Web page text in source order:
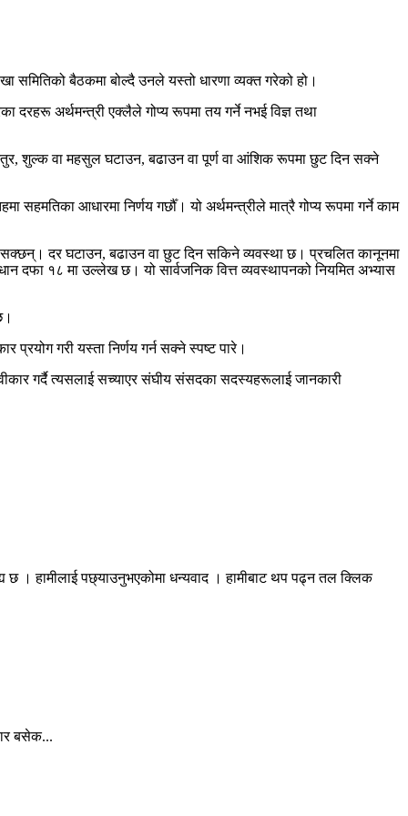
समितिको बैठकमा बोल्दै उनले यस्तो धारणा व्यक्त गरेको हो।
दरहरू अर्थमन्त्री एक्लैले गोप्य रूपमा तय गर्ने नभई विज्ञ तथा
शुल्क वा महसुल घटाउन, बढाउन वा पूर्ण वा आंशिक रूपमा छुट दिन सक्ने
आधारमा निर्णय गर्छौँ। यो अर्थमन्त्रीले मात्रै गोप्य रूपमा गर्ने काम
दर घटाउन, बढाउन वा छुट दिन सकिने व्यवस्था छ। प्रचलित कानूनमा
१८ मा उल्लेख छ। यो सार्वजनिक वित्त व्यवस्थापनको नियमित अभ्यास
प्रयोग गरी यस्ता निर्णय गर्न सक्ने स्पष्ट पारे।
गर्दै त्यसलाई सच्याएर संघीय संसदका सदस्यहरूलाई जानकारी
छ । हामीलाई पछ्याउनुभएकोमा धन्यवाद । हामीबाट थप पढ्न तल क्लिक
बसेक...